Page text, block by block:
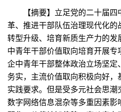
【摘要】立足党的二十届四
革、推进干部队伍治理现代化
转型升级、培育新质生产力的发
中青年干部价值取向培育开展专
企中青年干部整体政治立场坚
务实，主流价值取向积极向好
实践要求。但是受多元社会思潮
数字网络信息混杂等多重因素